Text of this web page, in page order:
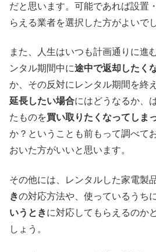
だと思います。可能であれば設置
らえる業者を選択した方がよいで
また、人生はいつも計画通りに進
ンタル期間中に途中で返却したく
か、その反対にレンタル期間を終
延長したい場合にはどうなるか、
たものを買い取りたくなってしま
か？ということも前もって調べて
おいた方がいいと思います。
その他には、レンタルした家電製
きの対応方法や、使っているうち
いうときに対応してもらえるのか
しょう。